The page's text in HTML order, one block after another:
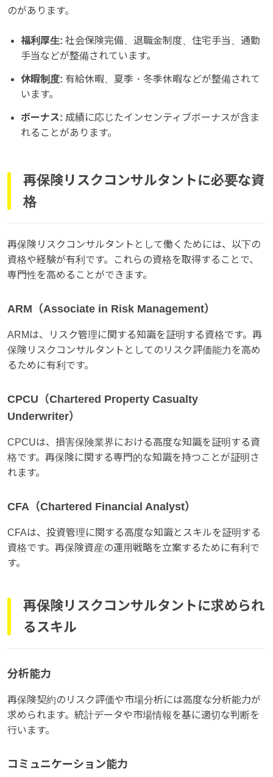
のがあります。
福利厚生: 社会保険完備、退職金制度、住宅手当、通勤
手当などが整備されています。
休暇制度: 有給休暇、夏季・冬季休暇などが整備されて
います。
ボーナス: 成績に応じたインセンティブボーナスが含ま
れることがあります。
再保険リスクコンサルタントに必要な資
格
再保険リスクコンサルタントとして働くためには、以下の
資格や経験が有利です。これらの資格を取得することで、
専門性を高めることができます。
ARM（Associate in Risk Management）
ARMは、リスク管理に関する知識を証明する資格です。再
保険リスクコンサルタントとしてのリスク評価能力を高め
るために有利です。
CPCU（Chartered Property Casualty
Underwriter）
CPCUは、損害保険業界における高度な知識を証明する資
格です。再保険に関する専門的な知識を持つことが証明さ
れます。
CFA（Chartered Financial Analyst）
CFAは、投資管理に関する高度な知識とスキルを証明する
資格です。再保険資産の運用戦略を立案するために有利で
す。
再保険リスクコンサルタントに求められ
るスキル
分析能力
再保険契約のリスク評価や市場分析には高度な分析能力が
求められます。統計データや市場情報を基に適切な判断を
行います。
コミュニケーション能力